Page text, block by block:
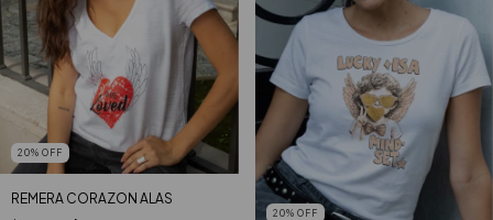
20% OFF
REMERA CORAZON ALAS
20% OFF